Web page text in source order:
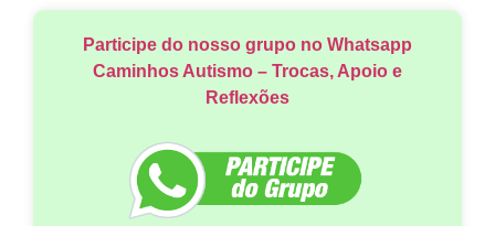
Participe do nosso grupo no Whatsapp
Caminhos Autismo – Trocas, Apoio e
Reflexões